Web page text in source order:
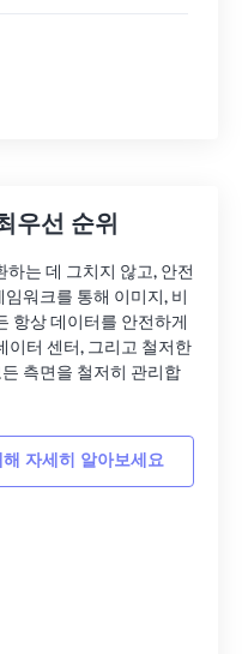
우선 순위
는 데 그치지 않고, 안전
워크를 통해 이미지, 비
항상 데이터를 안전하게
이터 센터, 그리고 철저한
측면을 철저히 관리합
자세히 알아보세요